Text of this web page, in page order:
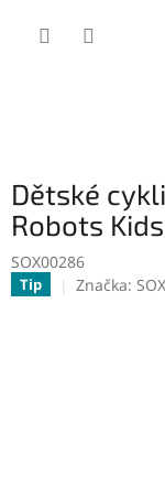
Dětské
Robots
SOX00286
Tip Značka: SOX